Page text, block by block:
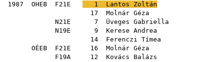
1987 OHEB F21E 1
Lantos Zoltán
17
Molnár Géza
N21E 7
Üveges Gabriella
N19E 9
Kerese Andrea
14
Ferenczi Tímea
OÉEB F21E 16
Molnár Géza
F19A 12
Kovács Balázs